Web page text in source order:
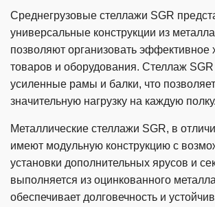
Среднегрузовые стеллажи SGR
универсальные конструкции из
позволяют организовать эффективное
товаров и оборудования. Стеллаж
усиленные рамы и балки, что
значительную нагрузку на каждую полку.
Металлические стеллажи SGR, в
имеют модульную конструкцию с
установки дополнительных ярусов и
выполняется из оцинкованного
обеспечивает долговечность и